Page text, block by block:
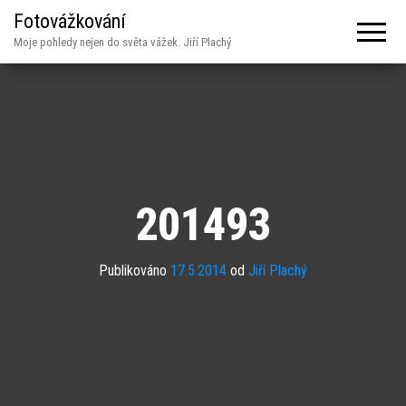
Fotovážkování
Moje pohledy nejen do světa vážek. Jiří Plachý
201493
Publikováno 17.5.2014 od Jiří Plachý